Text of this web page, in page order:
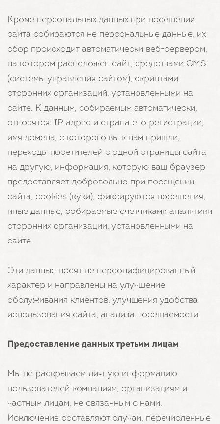
Кроме персональных данных при посещении
сайта собираются не персональные данные, их
сбор происходит автоматически веб-сервером,
на котором расположен сайт, средствами CMS
(системы управления сайтом), скриптами
сторонних организаций, установленными на
сайте. К данным, собираемым автоматически,
относятся: IP адрес и страна его регистрации,
имя домена, с которого вы к нам пришли,
переходы посетителей с одной страницы сайта
на другую, информация, которую ваш браузер
предоставляет добровольно при посещении
сайта, cookies (куки), фиксируются посещения,
иные данные, собираемые счетчиками аналитики
сторонних организаций, установленными на
сайте.
Эти данные носят не персонифицированный
характер и направлены на улучшение
обслуживания клиентов, улучшения удобства
использования сайта, анализа посещаемости.
Предоставление данных третьим лицам
Мы не раскрываем личную информацию
пользователей компаниям, организациям и
частным лицам, не связанным с нами.
Исключение составляют случаи, перечисленные